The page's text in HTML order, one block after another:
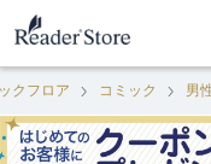
クフロア コミック 男